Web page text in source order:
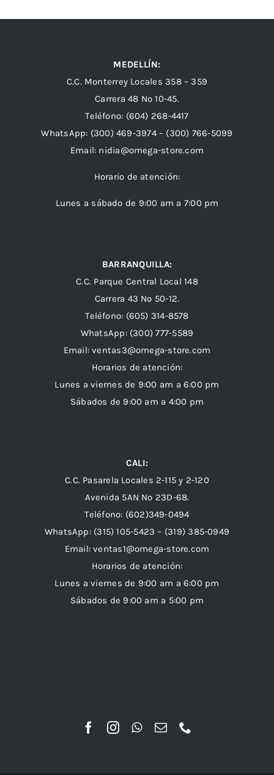
MEDELLÍN:
C.C. Monterrey Locales 358 – 359
Carrera 48 Nº 10-45.
Teléfono: (604) 268-4417
WhatsApp: (300) 469-3974 – (300) 766-5099
Email: nidia@omega-store.com
Horario de atención:
Lunes a sábado de 9:00 am a 7:00 pm
BARRANQUILLA:
C.C. Parque Central Local 148
Carrera 43 Nº 50-12.
Teléfono: (605) 314-8578
WhatsApp: (300) 777-5589
Email: ventas3@omega-store.com
Horarios de atención:
Lunes a viernes de 9:00 am a 6:00 pm
Sábados de 9:00 am a 4:00 pm
CALI:
C.C. Pasarela Locales 2-115 y 2-120
Avenida 5AN Nº 23D-68.
Teléfono: (602)349-0494
WhatsApp: (315) 105-5423 – (319) 385-0949
Email:ventas1@omega-store.com
Horarios de atención:
Lunes a viernes de 9:00 am a 6:00 pm
Sábados de 9:00 am a 5:00 pm